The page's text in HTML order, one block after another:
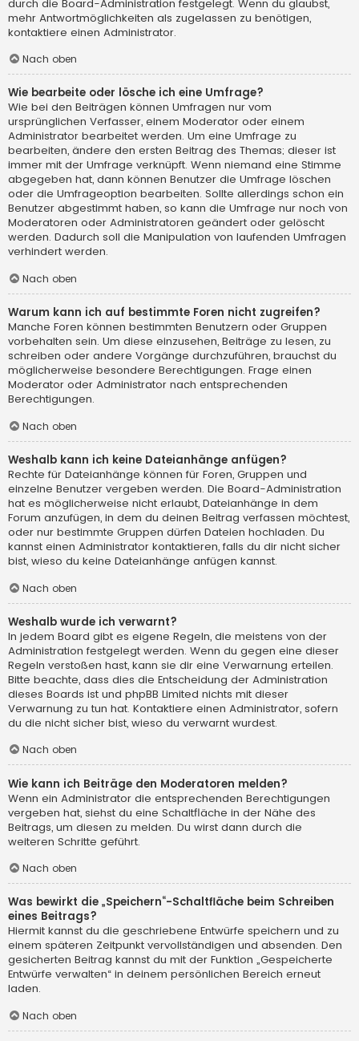
durch die Board-Administration festgelegt. Wenn du glaubst,
mehr Antwortmöglichkeiten als zugelassen zu benötigen,
kontaktiere einen Administrator.
Nach oben
Wie bearbeite oder lösche ich eine Umfrage?
Wie bei den Beiträgen können Umfragen nur vom
ursprünglichen Verfasser, einem Moderator oder einem
Administrator bearbeitet werden. Um eine Umfrage zu
bearbeiten, ändere den ersten Beitrag des Themas; dieser ist
immer mit der Umfrage verknüpft. Wenn niemand eine Stimme
abgegeben hat, dann können Benutzer die Umfrage löschen
oder die Umfrageoption bearbeiten. Sollte allerdings schon ein
Benutzer abgestimmt haben, so kann die Umfrage nur noch von
Moderatoren oder Administratoren geändert oder gelöscht
werden. Dadurch soll die Manipulation von laufenden Umfragen
verhindert werden.
Nach oben
Warum kann ich auf bestimmte Foren nicht zugreifen?
Manche Foren können bestimmten Benutzern oder Gruppen
vorbehalten sein. Um diese einzusehen, Beiträge zu lesen, zu
schreiben oder andere Vorgänge durchzuführen, brauchst du
möglicherweise besondere Berechtigungen. Frage einen
Moderator oder Administrator nach entsprechenden
Berechtigungen.
Nach oben
Weshalb kann ich keine Dateianhänge anfügen?
Rechte für Dateianhänge können für Foren, Gruppen und
einzelne Benutzer vergeben werden. Die Board-Administration
hat es möglicherweise nicht erlaubt, Dateianhänge in dem
Forum anzufügen, in dem du deinen Beitrag verfassen möchtest,
oder nur bestimmte Gruppen dürfen Dateien hochladen. Du
kannst einen Administrator kontaktieren, falls du dir nicht sicher
bist, wieso du keine Dateianhänge anfügen kannst.
Nach oben
Weshalb wurde ich verwarnt?
In jedem Board gibt es eigene Regeln, die meistens von der
Administration festgelegt werden. Wenn du gegen eine dieser
Regeln verstoßen hast, kann sie dir eine Verwarnung erteilen.
Bitte beachte, dass dies die Entscheidung der Administration
dieses Boards ist und phpBB Limited nichts mit dieser
Verwarnung zu tun hat. Kontaktiere einen Administrator, sofern
du die nicht sicher bist, wieso du verwarnt wurdest.
Nach oben
Wie kann ich Beiträge den Moderatoren melden?
Wenn ein Administrator die entsprechenden Berechtigungen
vergeben hat, siehst du eine Schaltfläche in der Nähe des
Beitrags, um diesen zu melden. Du wirst dann durch die
weiteren Schritte geführt.
Nach oben
Was bewirkt die „Speichern“-Schaltfläche beim Schreiben
eines Beitrags?
Hiermit kannst du die geschriebene Entwürfe speichern und zu
einem späteren Zeitpunkt vervollständigen und absenden. Den
gesicherten Beitrag kannst du mit der Funktion „Gespeicherte
Entwürfe verwalten“ in deinem persönlichen Bereich erneut
laden.
Nach oben